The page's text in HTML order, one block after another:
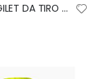
BERETTA GILET DA TIRO DT11 VEST